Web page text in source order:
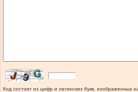
Код состоит из цифр и латинских букв, изображенных